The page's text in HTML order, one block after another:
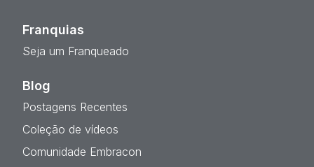
Franquias
Seja um Franqueado
Blog
Postagens Recentes
Coleção de vídeos
Comunidade Embracon